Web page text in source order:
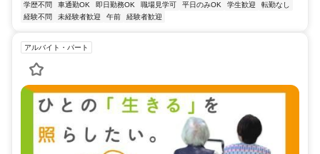
学歴不問
車通勤OK 即日勤務OK 職場見学可 平日のみOK 学生歓迎
転勤なし
経験不問
未経験者歓迎 午前 経験者歓迎
アルバイト・パート